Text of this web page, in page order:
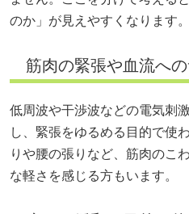
のか」が見えやすくなります。
筋肉の緊張や血流への
低周波や干渉波などの電気刺
し、緊張をゆるめる目的で使
りや腰の張りなど、筋肉のこ
な軽さを感じる方もいます。